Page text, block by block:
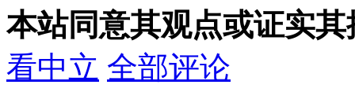
本站同意其观点或证实其
看中立 全部评论